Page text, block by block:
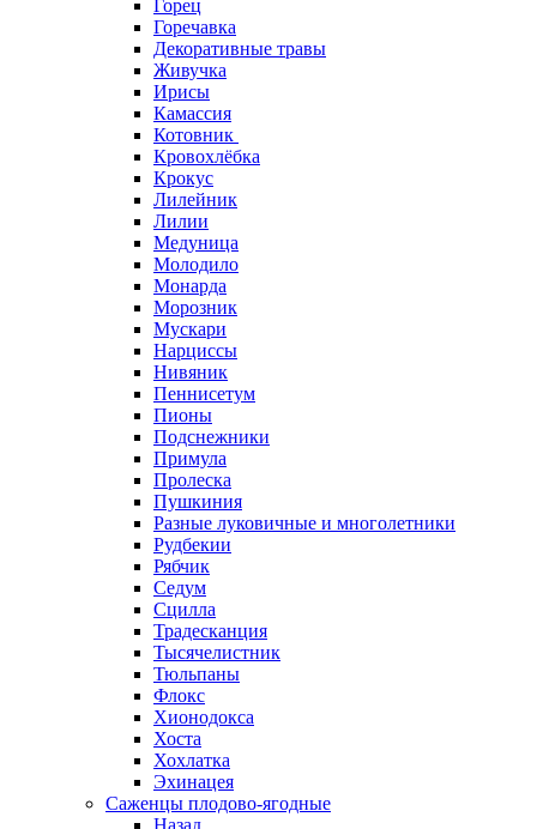
Горец
Горечавка
Декоративные травы
Живучка
Ирисы
Камассия
Котовник
Кровохлёбка
Крокус
Лилейник
Лилии
Медуница
Молодило
Монарда
Морозник
Мускари
Нарциссы
Нивяник
Пеннисетум
Пионы
Подснежники
Примула
Пролеска
Пушкиния
Разные луковичные и многолетники
Рудбекии
Рябчик
Седум
Сцилла
Традесканция
Тысячелистник
Тюльпаны
Флокс
Хионодокса
Хоста
Хохлатка
Эхинацея
Саженцы плодово-ягодные
Назад